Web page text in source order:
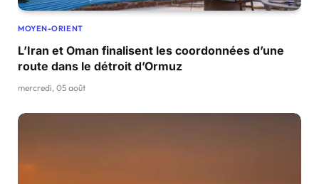
MOYEN-ORIENT
L’Iran et Oman finalisent les coordonnées d’une
route dans le détroit d’Ormuz
mercredi, 05 août